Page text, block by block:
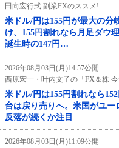
田向宏行式 副業FXのススメ!
米ドル/円は155円が最大の分
け、155円割れなら月足ダウ
誕生時の147円…
2026年08月03日(月)14:57公開
西原宏一・叶内文子の「FX＆株 今
米ドル/円は155円割れなら
台は戻り売りへ。米国がユ
反落が続くか注目
2026年08月03日(月)11:09公開